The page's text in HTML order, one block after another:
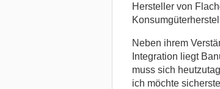
Hersteller von
Neben ihrem
Integration liegt
muss sich
ich möchte